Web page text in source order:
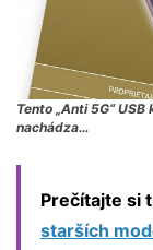
Tento „Anti 5G“
nachádza…
Prečítajte si
starších